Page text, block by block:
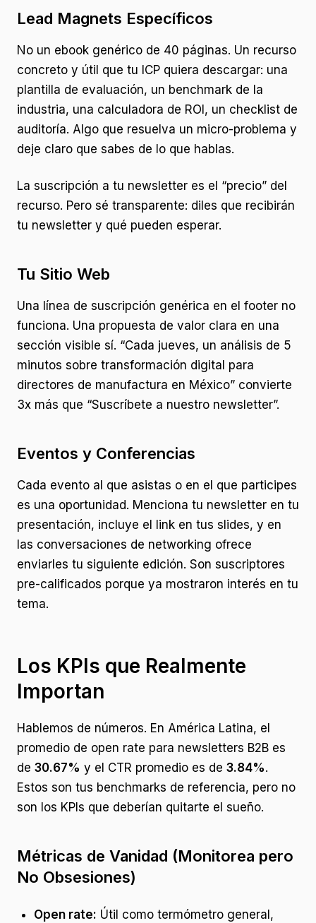
Lead Magnets Específicos
No un ebook genérico de 40 páginas. Un recurso
concreto y útil que tu ICP quiera descargar: una
plantilla de evaluación, un benchmark de la
industria, una calculadora de ROI, un checklist de
auditoría. Algo que resuelva un micro-problema y
deje claro que sabes de lo que hablas.
La suscripción a tu newsletter es el “precio” del
recurso. Pero sé transparente: diles que recibirán
tu newsletter y qué pueden esperar.
Tu Sitio Web
Una línea de suscripción genérica en el footer no
funciona. Una propuesta de valor clara en una
sección visible sí. “Cada jueves, un análisis de 5
minutos sobre transformación digital para
directores de manufactura en México” convierte
3x más que “Suscríbete a nuestro newsletter”.
Eventos y Conferencias
Cada evento al que asistas o en el que participes
es una oportunidad. Menciona tu newsletter en tu
presentación, incluye el link en tus slides, y en
las conversaciones de networking ofrece
enviarles tu siguiente edición. Son suscriptores
pre-calificados porque ya mostraron interés en tu
tema.
Los KPIs que Realmente
Importan
Hablemos de números. En América Latina, el
promedio de open rate para newsletters B2B es
de 30.67% y el CTR promedio es de 3.84%.
Estos son tus benchmarks de referencia, pero no
son los KPIs que deberían quitarte el sueño.
Métricas de Vanidad (Monitorea pero
No Obsesiones)
Open rate: Útil como termómetro general,